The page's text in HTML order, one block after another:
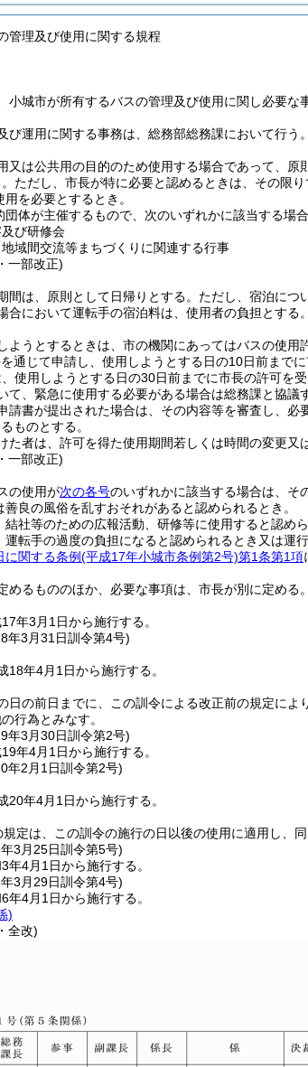
管理及び使用に関する規程
小城市が所有するバスの管理及び使用に関し必要な
び運用に関する事務は、総務部総務課において行う。
又は公共用の目的のため使用する場合であって、原
ただし、市長が特に必要と認めるときは、その限り
を必要とするとき。
団体が主催するもので、次のいずれかに該当する場合
び研修会
地域間交流等まちづくりに関連する行事
一部改正)
間は、原則として日帰りとする。 ただし、宿泊につ
合において運転手の宿泊料は、使用者の負担とする。
ようとするときは、市の機関にあってはバスの使用
通じて申請し、使用しようとする日の10日前まで
使用しようとする日の30日前までに市長の許可を受
て、緊急に使用する必要がある場合は総務課と協議
請書が提出された場合は、その内容等を審査し、
ものとする。
た者は、許可を得た使用期間若しくは時間の変更又
一部改正)
の使用が次の各号のいずれかに該当する場合は、そ
善良の風俗を乱すおそれがあると認められるとき。
結社等のための広報活動、研修等に使用すると認めら
運転手の過度の負担になると認められるとき又は運
に関する条例(平成17年小城市条例第2号)第1条第1項
めるもののほか、必要な事項は、市長が別に定める。
年3月1日から施行する。
年3月31日訓令第4号)
18年4月1日から施行する。
日の前日までに、この訓令による改正前の規定に
行為とみなす。
年3月30日訓令第2号)
年4月1日から施行する。
年2月1日訓令第2号)
20年4月1日から施行する。
定は、この訓令の施行の日以後の使用に適用し、
3月25日訓令第5号)
年4月1日から施行する。
3月29日訓令第4号)
年4月1日から施行する。
)
全改)